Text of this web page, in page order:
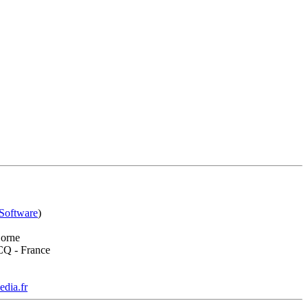
)
- France